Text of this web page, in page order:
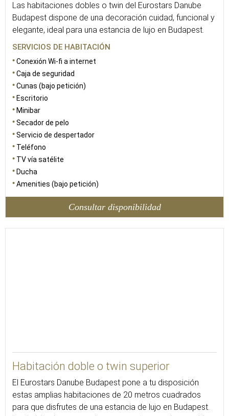
Las habitaciones dobles o twin del Eurostars Danube
Budapest dispone de una decoración cuidad, funcional y
elegante, ideal para una estancia de lujo en Budapest.
SERVICIOS DE HABITACIÓN
Conexión Wi-fi a internet
Caja de seguridad
Cunas (bajo petición)
Escritorio
Minibar
Secador de pelo
Servicio de despertador
Teléfono
TV vía satélite
Ducha
Amenities (bajo petición)
Consultar disponibilidad
Habitación doble o twin superior
El Eurostars Danube Budapest pone a tu disposición
estas amplias habitaciones de 20 metros cuadrados
para que disfrutes de una estancia de lujo en Budapest.